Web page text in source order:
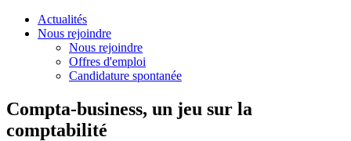
Actualités
Nous rejoindre
Nous rejoindre
Offres d'emploi
Candidature spontanée
Compta-business, un jeu sur la
comptabilité